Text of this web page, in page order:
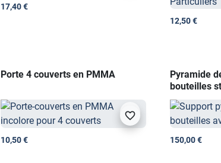
17,40 €
12,50 €
Porte 4 couverts en PMMA
visibility
favorite_border
10,50 €
Pyramide
bouteilles
150,00 €